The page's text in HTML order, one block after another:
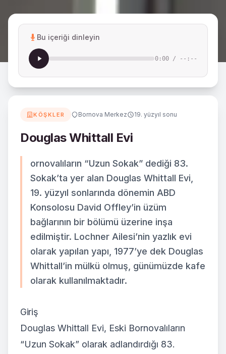
Bu içeriği dinleyin
0:00 / --:--
KÖŞKLER Bornova Merkez 19. yüzyıl sonu
Douglas Whittall Evi
ornovalıların “Uzun Sokak” dediği 83.
Sokak’ta yer alan Douglas Whittall Evi,
19. yüzyıl sonlarında dönemin ABD
Konsolosu David Offley’in üzüm
bağlarının bir bölümü üzerine inşa
edilmiştir. Lochner Ailesi’nin yazlık evi
olarak yapılan yapı, 1977’ye dek Douglas
Whittall’in mülkü olmuş, günümüzde kafe
olarak kullanılmaktadır.
Giriş
Douglas Whittall Evi, Eski Bornovalıların
“Uzun Sokak” olarak adlandırdığı 83.